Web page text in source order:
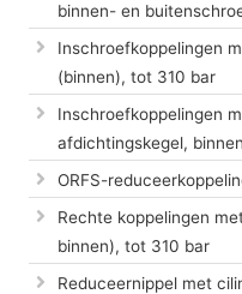
binnen- en
Inschroefkoppelingen
(binnen), tot 310 bar
Inschroefkoppelingen
afdichtingskegel,
ORFS-
Rechte koppelingen
binnen), tot 310 bar
Reduceernippel met